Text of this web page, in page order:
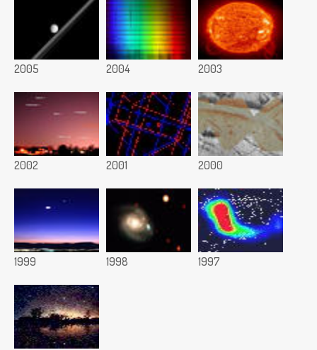
2005 2004 2003
2002 2001 2000
1999 1998 1997